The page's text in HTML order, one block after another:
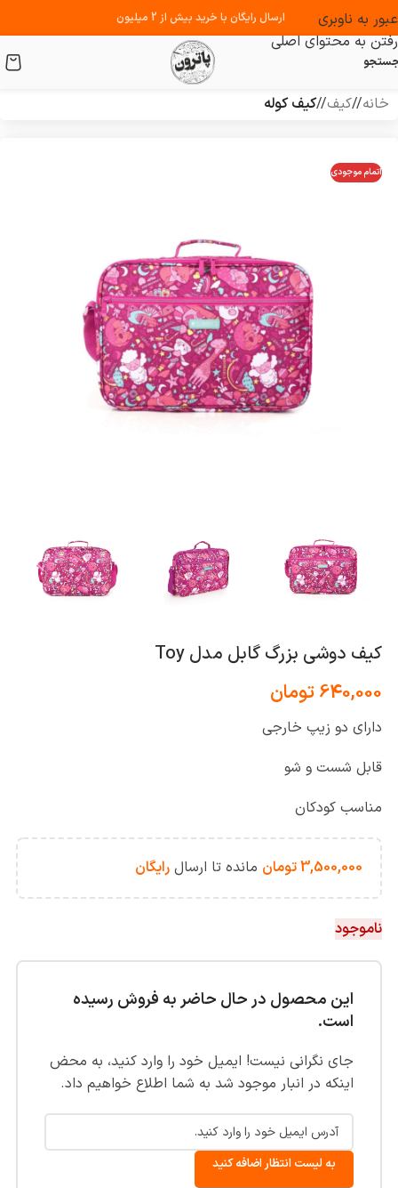
عبور به ناوبری
رفتن به محتوای اصلی
ارسال رایگان با خرید بیش از 2 میلیون
خانه/ کیف/ کیف کوله
اتمام موجودی
کیف دوشی بزرگ گابل مدل Toy
640,000تومان
دارای دو زیپ خارجی
قابل شست و شو
مناسب کودکان
3,500,000تومان مانده تا ارسال رایگان
ناموجود
این محصول در حال حاضر به فروش رسیده
است.
جای نگرانی نیست! ایمیل خود را وارد کنید، به محض
اینکه در انبار موجود شد به شما اطلاع خواهیم داد.
به لیست انتظار اضافه کنید